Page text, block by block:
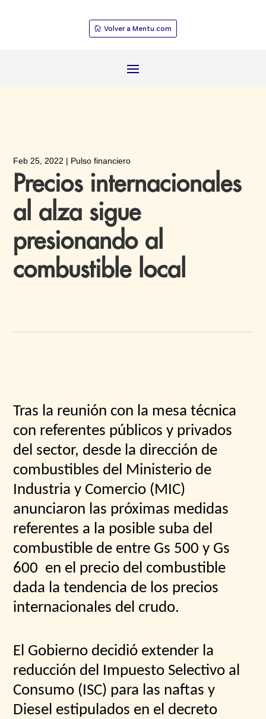
Volver a Mentu.com
Feb 25, 2022 | Pulso financiero
Precios internacionales
al alza sigue
presionando al
combustible local
Tras la reunión con la mesa técnica
con referentes públicos y privados
del sector, desde la dirección de
combustibles del Ministerio de
Industria y Comercio (MIC)
anunciaron las próximas medidas
referentes a la posible suba del
combustible de entre Gs 500 y Gs
600 en el precio del combustible
dada la tendencia de los precios
internacionales del crudo.
El Gobierno decidió extender la
reducción del Impuesto Selectivo al
Consumo (ISC) para las naftas y
Diesel estipulados en el decreto